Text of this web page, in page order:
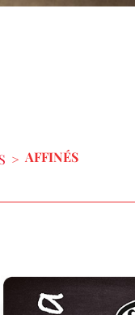
> AFFINÉS